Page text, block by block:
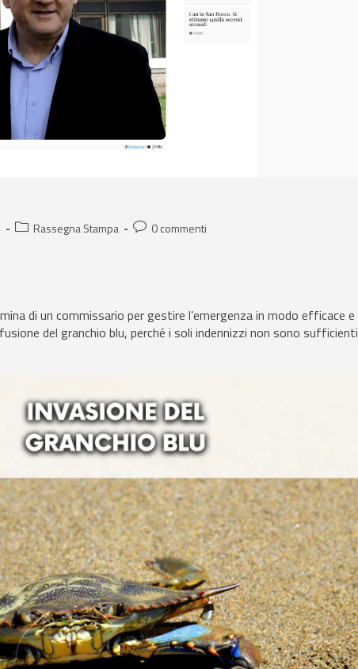
Rassegna Stampa 0 commenti
di un commissario per gestire l’emergenza in modo efficace e
del granchio blu, perché i soli indennizzi non sono sufficienti